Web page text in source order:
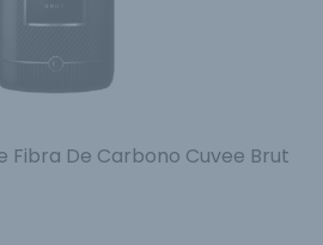
Fibra De Carbono Cuvee Brut